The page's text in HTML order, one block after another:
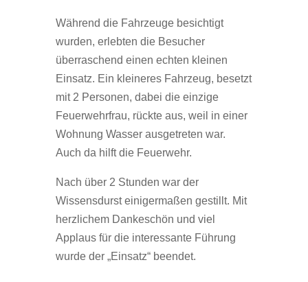
Während die Fahrzeuge besichtigt
wurden, erlebten die Besucher
überraschend einen echten kleinen
Einsatz. Ein kleineres Fahrzeug, besetzt
mit 2 Personen, dabei die einzige
Feuerwehrfrau, rückte aus, weil in einer
Wohnung Wasser ausgetreten war.
Auch da hilft die Feuerwehr.
Nach über 2 Stunden war der
Wissensdurst einigermaßen gestillt. Mit
herzlichem Dankeschön und viel
Applaus für die interessante Führung
wurde der „Einsatz“ beendet.